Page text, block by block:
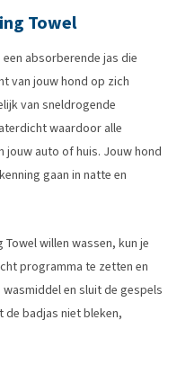
Towel
absorberende jas die
van jouw hond op zich
van sneldrogende
waardoor alle
jouw auto of huis. Jouw hond
gaan in natte en
willen wassen, kun je
programma te zetten en
en sluit de gespels
de badjas niet bleken,